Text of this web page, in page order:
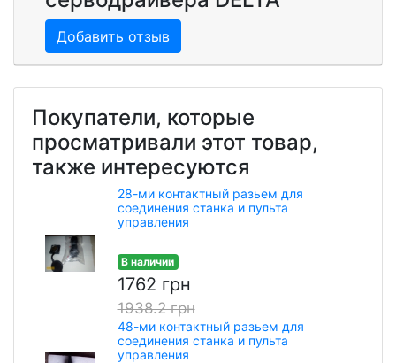
Добавить отзыв
Покупатели, которые
просматривали этот товар,
также интересуются
28-ми контактный разьем для
соединения станка и пульта
управления
В наличии
1762 грн
1938.2 грн
48-ми контактный разьем для
соединения станка и пульта
управления